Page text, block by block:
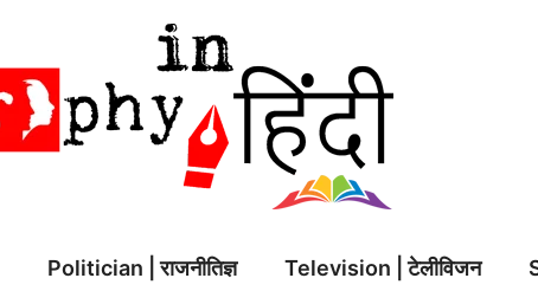
Politician | राजनीतिज्ञ Television | टेलीविजन